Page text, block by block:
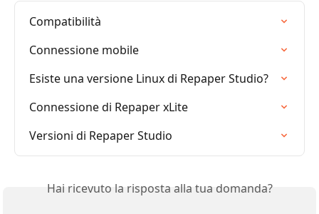
Compatibilità
Connessione mobile
Esiste una versione Linux di Repaper Studio?
Connessione di Repaper xLite
Versioni di Repaper Studio
Hai ricevuto la risposta alla tua domanda?